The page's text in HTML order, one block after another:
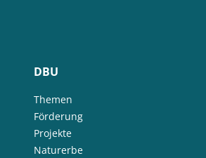
DBU
Themen
Förderung
Projekte
Naturerbe